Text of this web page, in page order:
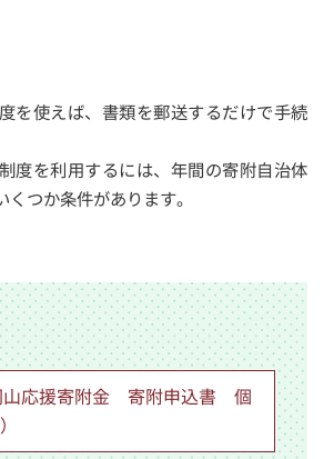
を使えば、書類を郵送するだけで手続
度を利用するには、年間の寄附自治体
つか条件があります。
山応援寄附金 寄附申込書 個